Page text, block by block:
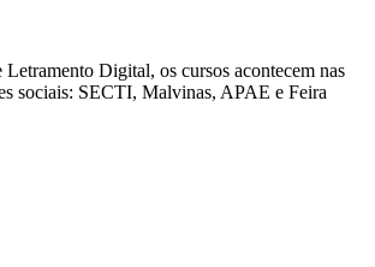
Digital, os cursos acontecem nas
sociais: SECTI, Malvinas, APAE e Feira